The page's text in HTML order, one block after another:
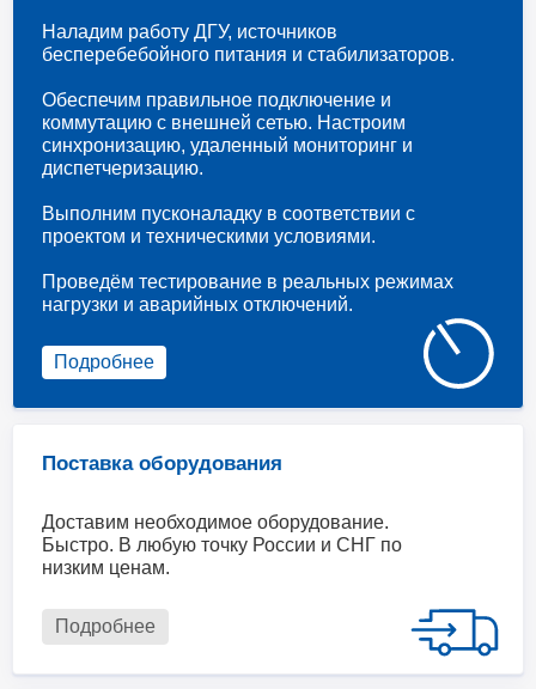
Поставка оборудования
Доставим необходимое оборудование.
Быстро. В любую точку России и СНГ по
низким ценам.
Подробнее
Наладим работу ДГУ, источников
бесперебебойного питания и стабилизаторов.
Обеспечим правильное подключение и
коммутацию с внешней сетью. Настроим
синхронизацию, удаленный мониторинг и
диспетчеризацию.
Выполним пусконаладку в соответствии с
проектом и техническими условиями.
Проведём тестирование в реальных режимах
нагрузки и аварийных отключений.
Подробнее